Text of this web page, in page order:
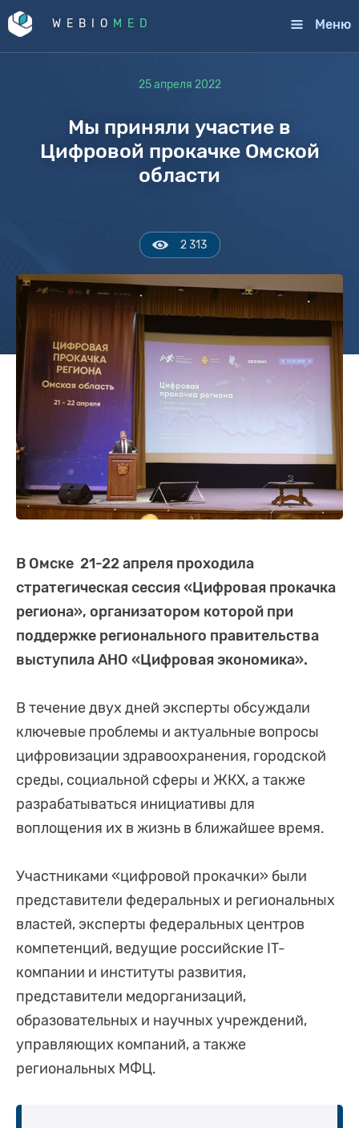
WEBIO MED Меню
25 апреля 2022
Мы приняли участие в
Цифровой прокачке Омской
области
2 313
В Омске 21-22 апреля проходила
стратегическая сессия«Цифровая прокачка
региона», организатором которой при
поддержке регионального правительства
выступила АНО «Цифровая экономика».
В течение двух дней эксперты обсуждали
ключевые проблемы и актуальные вопросы
цифровизации здравоохранения, городской
среды, социальной сферы и ЖКХ, а также
разрабатываться инициативы для
воплощения их в жизнь в ближайшее время.
Участниками «цифровой прокачки» были
представители федеральных и региональных
властей, эксперты федеральных центров
компетенций, ведущие российские IT-
компании и институты развития,
представители медорганизаций,
образовательных и научных учреждений,
управляющих компаний, а также
региональных МФЦ.